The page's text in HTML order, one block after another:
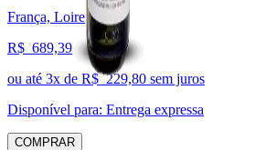
França, Loire
R$ 689,39
ou até 3x de R$ 229,80 sem juros
Disponível para: Entrega expressa
COMPRAR